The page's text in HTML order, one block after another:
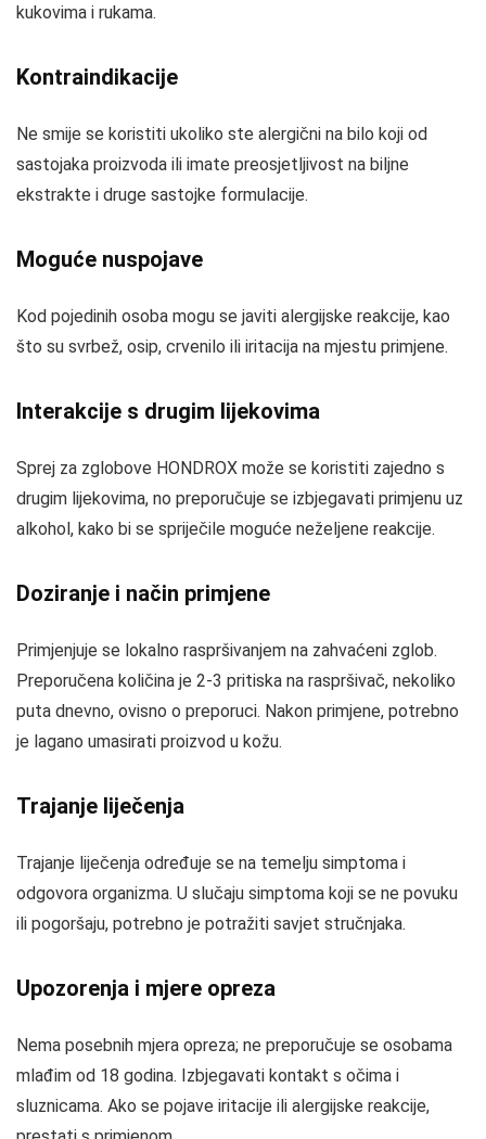
kukovima i rukama.
Kontraindikacije
Ne smije se koristiti ukoliko ste alergični na bilo koji od
sastojaka proizvoda ili imate preosjetljivost na biljne
ekstrakte i druge sastojke formulacije.
Moguće nuspojave
Kod pojedinih osoba mogu se javiti alergijske reakcije, kao
što su svrbež, osip, crvenilo ili iritacija na mjestu primjene.
Interakcije s drugim lijekovima
Sprej za zglobove HONDROX može se koristiti zajedno s
drugim lijekovima, no preporučuje se izbjegavati primjenu uz
alkohol, kako bi se spriječile moguće neželjene reakcije.
Doziranje i način primjene
Primjenjuje se lokalno raspršivanjem na zahvaćeni zglob.
Preporučena količina je 2-3 pritiska na raspršivač, nekoliko
puta dnevno, ovisno o preporuci. Nakon primjene, potrebno
je lagano umasirati proizvod u kožu.
Trajanje liječenja
Trajanje liječenja određuje se na temelju simptoma i
odgovora organizma. U slučaju simptoma koji se ne povuku
ili pogoršaju, potrebno je potražiti savjet stručnjaka.
Upozorenja i mjere opreza
Nema posebnih mjera opreza; ne preporučuje se osobama
mlađim od 18 godina. Izbjegavati kontakt s očima i
sluznicama. Ako se pojave iritacije ili alergijske reakcije,